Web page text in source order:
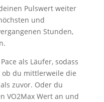
Pulswert weiter
und
Stunden,
als Läufer, sodass
du mittlerweile die
zuvor. Oder du
VO2Max Wert an und